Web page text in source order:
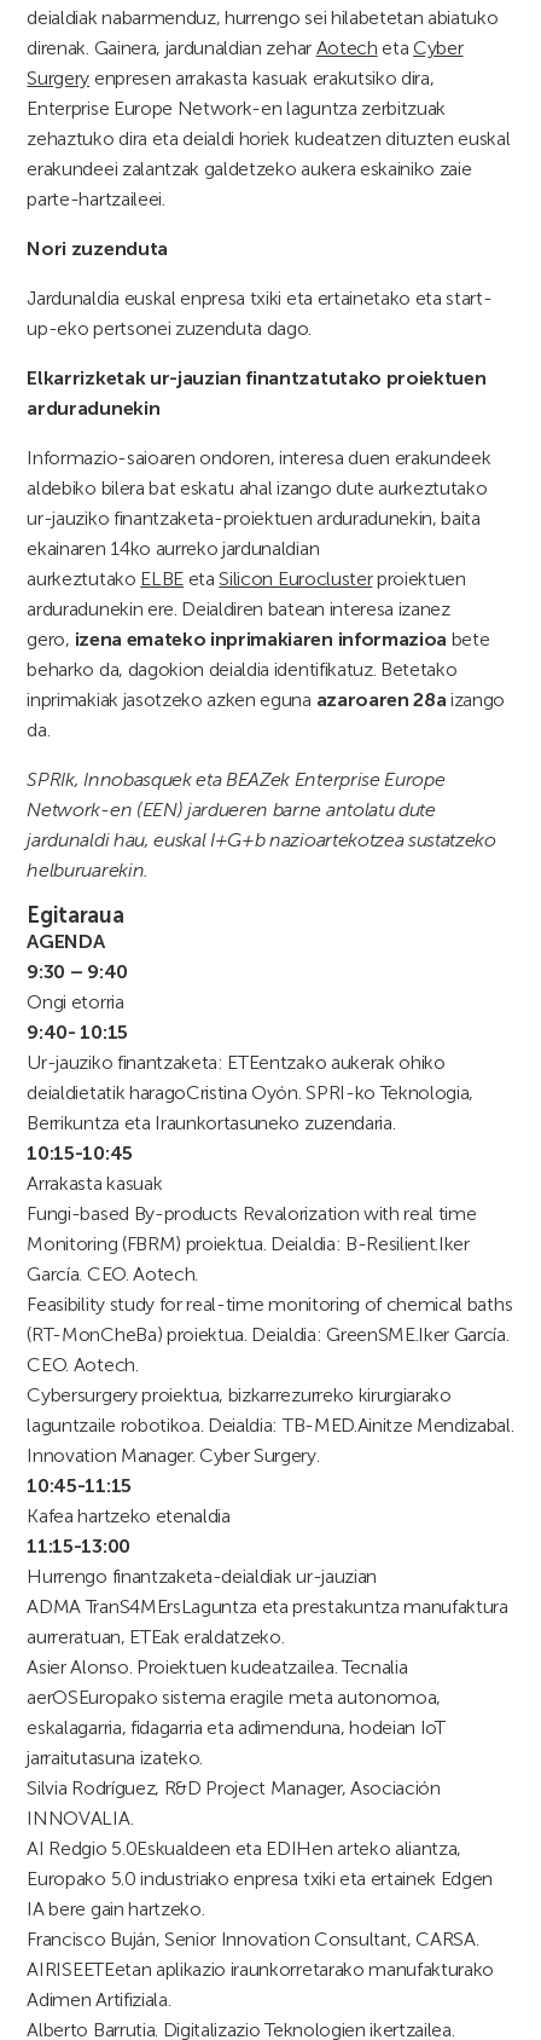
deialdiak nabarmenduz, hurrengo sei hilabetetan abiatuko
direnak. Gainera, jardunaldian zehar Aotech etaCyber
Surgery enpresen arrakasta kasuak erakutsiko dira,
Enterprise Europe Network-en laguntza zerbitzuak
zehaztuko dira eta deialdi horiek kudeatzen dituzten euskal
erakundeei zalantzak galdetzeko aukera eskainiko zaie
parte-hartzaileei.
Nori zuzenduta
Jardunaldia euskal enpresa txiki eta ertainetako eta start-
up-eko pertsonei zuzenduta dago.
Elkarrizketak ur-jauzian finantzatutako proiektuen
arduradunekin
Informazio-saioaren ondoren, interesa duen erakundeek
aldebiko bilera bat eskatu ahal izango dute aurkeztutako
ur-jauziko finantzaketa-proiektuen arduradunekin, baita
ekainaren 14ko aurreko jardunaldian
aurkeztutako ELBEetaSilicon Euroclusterproiektuen
arduradunekin ere. Deialdiren batean interesa izanez
gero, izena emateko inprimakiaren informazioa bete
beharko da, dagokion deialdia identifikatuz. Betetako
inprimakiak jasotzeko azken eguna azaroaren 28a izango
da.
SPRIk, Innobasquek eta BEAZek Enterprise Europe
Network-en (EEN) jardueren barne antolatu dute
jardunaldi hau, euskal I+G+b nazioartekotzea sustatzeko
helburuarekin.
Egitaraua
AGENDA
9:30 – 9:40
Ongi etorria
9:40- 10:15
Ur-jauziko finantzaketa: ETEentzako aukerak ohiko
deialdietatik haragoCristina Oyón. SPRI-ko Teknologia,
Berrikuntza eta Iraunkortasuneko zuzendaria.
10:15-10:45
Arrakasta kasuak
Fungi-based By-products Revalorization with real time
Monitoring (FBRM) proiektua. Deialdia: B-Resilient. Iker
García. CEO. Aotech.
Feasibility study for real-time monitoring of chemical baths
(RT-MonCheBa) proiektua. Deialdia: GreenSME.Iker García.
CEO. Aotech.
Cybersurgery proiektua, bizkarrezurreko kirurgiarako
laguntzaile robotikoa. Deialdia: TB-MED.Ainitze Mendizabal.
Innovation Manager. Cyber Surgery.
10:45-11:15
Kafea hartzeko etenaldia
11:15-13:00
Hurrengo finantzaketa-deialdiak ur-jauzian
ADMA TranS4MErsLaguntza eta prestakuntza manufaktura
aurreratuan, ETEak eraldatzeko.
Asier Alonso. Proiektuen kudeatzailea. Tecnalia
aerOSEuropako sistema eragile meta autonomoa,
eskalagarria, fidagarria eta adimenduna, hodeian IoT
jarraitutasuna izateko.
Silvia Rodríguez, R&D Project Manager, Asociación
INNOVALIA.
AI Redgio 5.0Eskualdeen eta EDIHen arteko aliantza,
Europako 5.0 industriako enpresa txiki eta ertainek Edgen
IA bere gain hartzeko.
Francisco Buján, Senior Innovation Consultant, CARSA.
AIRISEETEetan aplikazio iraunkorretarako manufakturako
Adimen Artifiziala.
Alberto Barrutia. Digitalizazio Teknologien ikertzailea.